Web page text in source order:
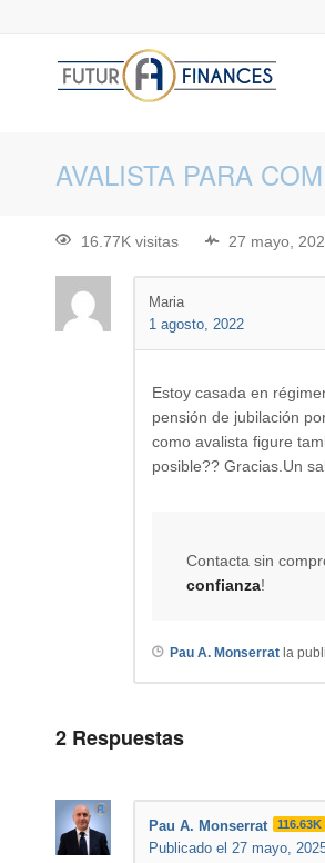
AVALISTA PARA
16.77K visitas 27 mayo,
Maria
1 agosto, 2022
Estoy casada en
pensión de jubilación
como avalista figure
posible?? Gracias.Un
Contacta sin
confianza!
Pau A. Monserrat la
2 Respuestas
Pau A. Monserrat 116.63K
Publicado el 27 mayo,